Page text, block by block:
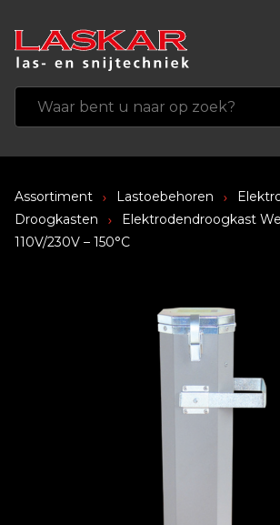
Assortiment Lastoebehoren
Droogkasten
Elektrodendroogkast
110V/230V – 150°C